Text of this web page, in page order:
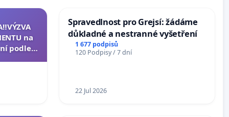
na
podle §
ústavní
Spravedlnost pro Grejsí: žádáme
důkladné a nestranné vyšetření
1 677 podpisů
120 Podpisy / 7 dní
22 Jul 2026